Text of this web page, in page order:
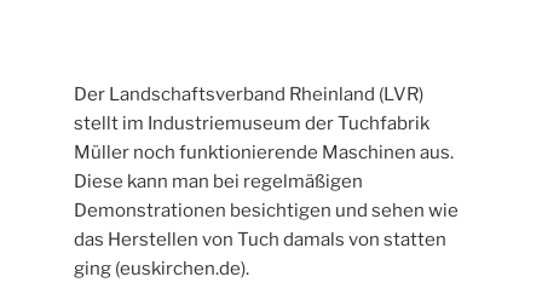
Der Landschaftsverband Rheinland (LVR)
stellt im Industriemuseum der Tuchfabrik
Müller noch funktionierende Maschinen aus.
Diese kann man bei regelmäßigen
Demonstrationen besichtigen und sehen wie
das Herstellen von Tuch damals von statten
ging (euskirchen.de).